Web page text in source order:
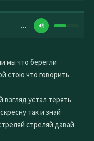
…
мы что берегли
стою что говорить
взгляд устал терять
так и знай
стреляй давай